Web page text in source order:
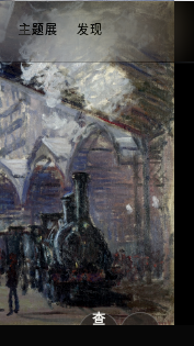
主题展 发现
查